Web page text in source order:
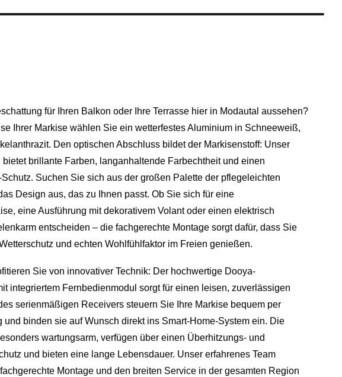
für Ihren Balkon oder Ihre Terrasse hier in Modautal aussehen?
Ihrer Markise wählen Sie ein wetterfestes Aluminium in Schneeweiß,
Den optischen Abschluss bildet der Markisenstoff: Unser
bietet brillante Farben, langanhaltende Farbechtheit und einen
Suchen Sie sich aus der großen Palette der pflegeleichten
Design aus, das zu Ihnen passt. Ob Sie sich für eine
eine Ausführung mit dekorativem Volant oder einen elektrisch
entscheiden – die fachgerechte Montage sorgt dafür, dass Sie
und echten Wohlfühlfaktor im Freien genießen.
Sie von innovativer Technik: Der hochwertige Dooya-
integriertem Fernbedienmodul sorgt für einen leisen, zuverlässigen
serienmäßigen Receivers steuern Sie Ihre Markise bequem per
und binden sie auf Wunsch direkt ins Smart‑Home-System ein. Die
wartungsarm, verfügen über einen Überhitzungs- und
und bieten eine lange Lebensdauer. Unser erfahrenes Team
Montage und den breiten Service in der gesamten Region